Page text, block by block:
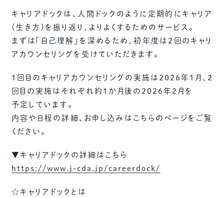
キャリアドックは、人間ドックのように定期的にキャリア
(生き方)を振り返り、よりよくするためのサービス。
まずは「自己理解」を深めるため、初年度は2回のキャリ
アカウンセリングを受けていただきます。
１回目のキャリアカウンセリングの実施は２０２６年１月、２
回目の実施はそれぞれ約１か月後の２０２６年２月を
予定しています。
内容や日程の詳細、お申し込みはこちらのページをご覧
ください。
▼キャリアドックの詳細はこちら
https://www.j-cda.jp/careerdock/
☆キャリアドックとは